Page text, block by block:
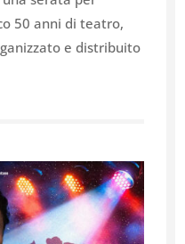
50 anni di teatro,
e distribuito